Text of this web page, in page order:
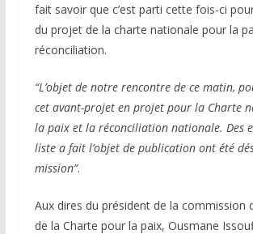
fait savoir que c’est parti cette fois-ci
du projet de la charte nationale pour la
réconciliation.
“L’objet de notre rencontre de ce matin,
cet avant-projet en projet pour la Charte
la paix et la réconciliation nationale. Des
liste a fait l’objet de publication ont été
mission”.
Aux dires du président de la commission
de la Charte pour la paix, Ousmane